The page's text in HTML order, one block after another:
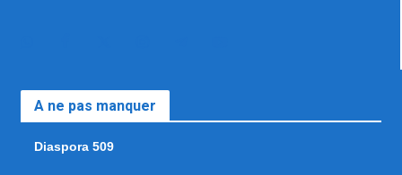
A ne pas manquer
Diaspora 509